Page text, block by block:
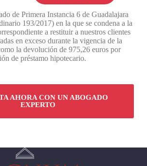
de Primera Instancia 6 de Guadalajara
193/2017) en la que se condena a la
a restituir a nuestros clientes
en exceso durante la vigencia de la
la devolución de 975,26 euros por
de préstamo hipotecario.
AHORA CON UN ABOGADO
EXPERTO